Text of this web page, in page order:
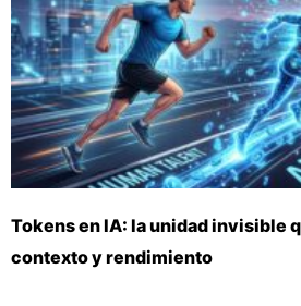
Tokens en IA: la unidad invisible
contexto y rendimiento